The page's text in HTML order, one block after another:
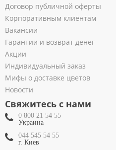
Договор публичной оферты
Корпоративным клиентам
Вакансии
Гарантии и возврат денег
Акции
Индивидуальный заказ
Мифы о доставке цветов
Новости
Свяжитесь с нами
0 800 21 54 55
Украина
044 545 54 55
г. Киев